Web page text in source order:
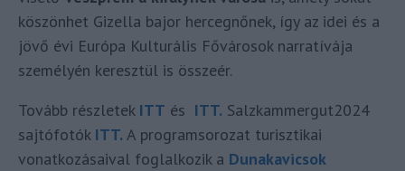
köszönhet Gizella bajor hercegnőnek, így az idei és a
jövő évi Európa Kulturális Fővárosok narratívája
személyén keresztül is összeér.
Tovább részletek ITT és ITT. Salzkammergut2024
sajtófotók ITT. A programsorozat turisztikai
vonatkozásaival foglalkozik a Dunakavicsok